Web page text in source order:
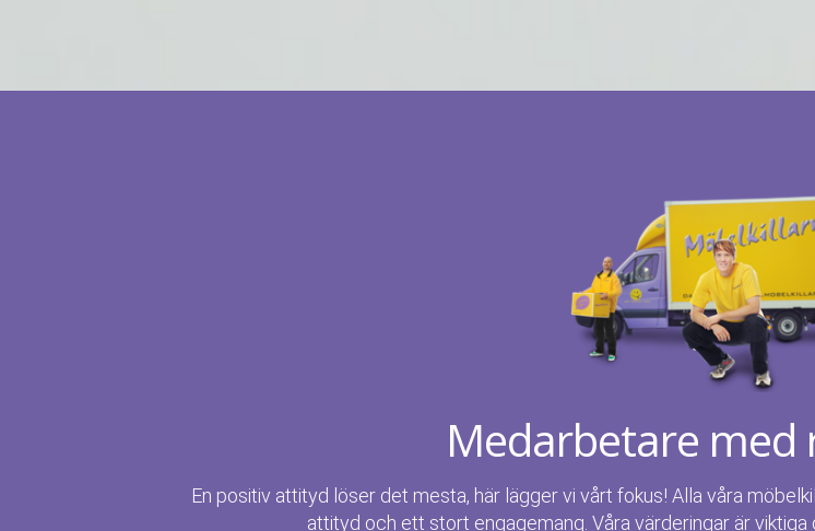
Medarbetare
En positiv attityd löser det mesta, här lägger vi vårt fokus! Alla våra
attityd och ett stort engagemang. Våra värderingar är viktiga